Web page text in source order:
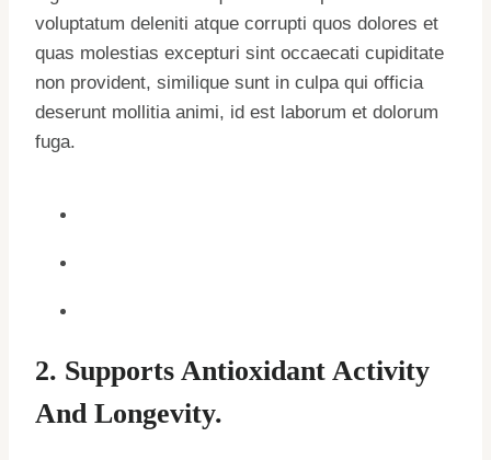
voluptatum deleniti atque corrupti quos dolores et
quas molestias excepturi sint occaecati cupiditate
non provident, similique sunt in culpa qui officia
deserunt mollitia animi, id est laborum et dolorum
fuga.
2. Supports Antioxidant Activity
And Longevity.